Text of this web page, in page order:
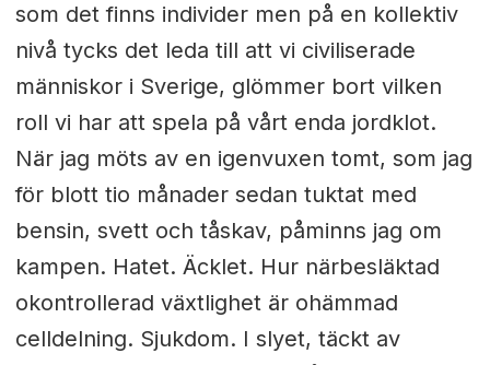
som det finns individer men på en kollektiv
nivå tycks det leda till att vi civiliserade
människor i Sverige, glömmer bort vilken
roll vi har att spela på vårt enda jordklot.
När jag möts av en igenvuxen tomt, som jag
för blott tio månader sedan tuktat med
bensin, svett och tåskav, påminns jag om
kampen. Hatet. Äcklet. Hur närbesläktad
okontrollerad växtlighet är ohämmad
celldelning. Sjukdom. I slyet, täckt av